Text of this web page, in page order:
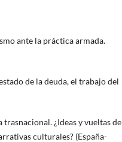
ante la práctica armada.
de la deuda, el trabajo del
trasnacional. ¿Ideas y vueltas de
culturales? (España-